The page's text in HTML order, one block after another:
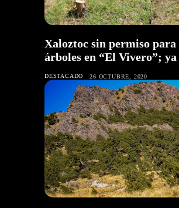
Xaloztoc sin permiso
árboles en “El Vivero”;
DESTACADO 26 OCTUBRE, 2020